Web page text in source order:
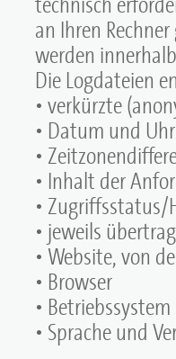
an Ihren
werden
Die Logdateien
• verkürzte
• Datum und
•
• Inhalt der
• Zugriffsstatus/
• jeweils
• Website, von
• Browser
•
• Sprache und